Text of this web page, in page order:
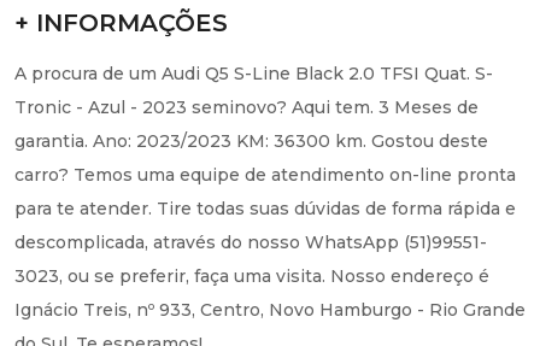
+ INFORMAÇÕES
A procura de um Audi Q5 S-Line Black 2.0 TFSI Quat. S-
Tronic - Azul - 2023 seminovo? Aqui tem. 3 Meses de
garantia. Ano: 2023/2023 KM: 36300 km. Gostou deste
carro? Temos uma equipe de atendimento on-line pronta
para te atender. Tire todas suas dúvidas de forma rápida e
descomplicada, através do nosso WhatsApp (51)99551-
3023, ou se preferir, faça uma visita. Nosso endereço é
Ignácio Treis, nº 933, Centro, Novo Hamburgo - Rio Grande